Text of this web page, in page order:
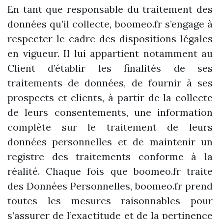
En tant que responsable du traitement des
données qu’il collecte, boomeo.fr s’engage à
respecter le cadre des dispositions légales
en vigueur. Il lui appartient notamment au
Client d’établir les finalités de ses
traitements de données, de fournir à ses
prospects et clients, à partir de la collecte
de leurs consentements, une information
complète sur le traitement de leurs
données personnelles et de maintenir un
registre des traitements conforme à la
réalité. Chaque fois que boomeo.fr traite
des Données Personnelles, boomeo.fr prend
toutes les mesures raisonnables pour
s’assurer de l’exactitude et de la pertinence